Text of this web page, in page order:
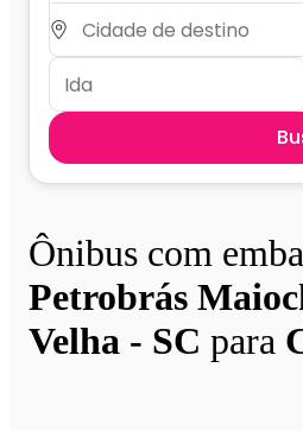
Ônibus com
Petrobrás
Velha - SC para